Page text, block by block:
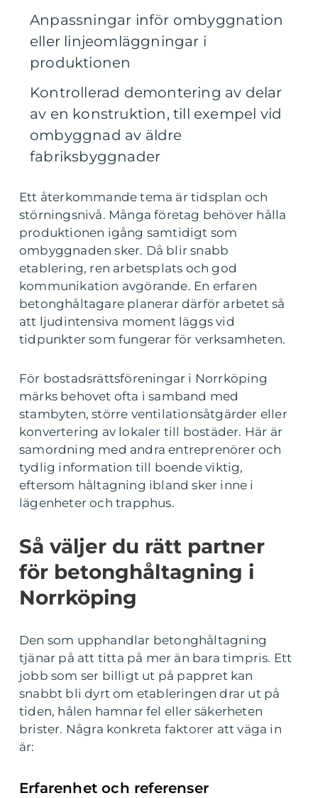
Anpassningar inför ombyggnation
eller linjeomläggningar i
produktionen
Kontrollerad demontering av delar
av en konstruktion, till exempel vid
ombyggnad av äldre
fabriksbyggnader
Ett återkommande tema är tidsplan och
störningsnivå. Många företag behöver hålla
produktionen igång samtidigt som
ombyggnaden sker. Då blir snabb
etablering, ren arbetsplats och god
kommunikation avgörande. En erfaren
betonghåltagare planerar därför arbetet så
att ljudintensiva moment läggs vid
tidpunkter som fungerar för verksamheten.
För bostadsrättsföreningar i Norrköping
märks behovet ofta i samband med
stambyten, större ventilationsåtgärder eller
konvertering av lokaler till bostäder. Här är
samordning med andra entreprenörer och
tydlig information till boende viktig,
eftersom håltagning ibland sker inne i
lägenheter och trapphus.
Så väljer du rätt partner
för betonghåltagning i
Norrköping
Den som upphandlar betonghåltagning
tjänar på att titta på mer än bara timpris. Ett
jobb som ser billigt ut på pappret kan
snabbt bli dyrt om etableringen drar ut på
tiden, hålen hamnar fel eller säkerheten
brister. Några konkreta faktorer att väga in
är:
Erfarenhet och referenser